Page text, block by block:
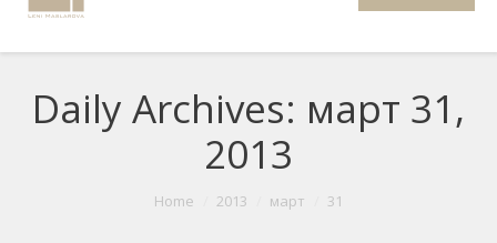
Home
About me
Portfolio
Blog
Daily Archives: март 31,
2013
Home 2013 март 31